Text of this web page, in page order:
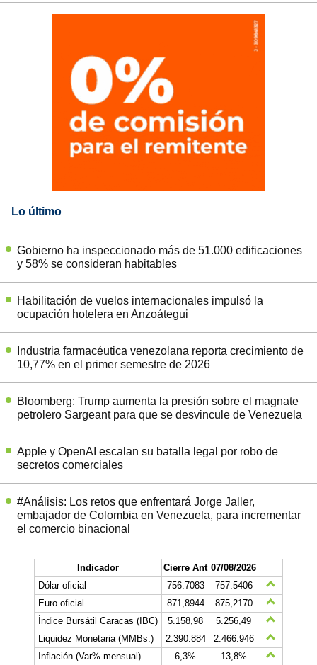
Lo último
Gobierno ha inspeccionado más de 51.000 edificaciones
y 58% se consideran habitables
Habilitación de vuelos internacionales impulsó la
ocupación hotelera en Anzoátegui
Industria farmacéutica venezolana reporta crecimiento de
10,77% en el primer semestre de 2026
Bloomberg: Trump aumenta la presión sobre el magnate
petrolero Sargeant para que se desvincule de Venezuela
Apple y OpenAI escalan su batalla legal por robo de
secretos comerciales
#Análisis: Los retos que enfrentará Jorge Jaller,
embajador de Colombia en Venezuela, para incrementar
el comercio binacional
Indicador Cierre Ant 07/08/2026
Dólar oficial
756.7083
757.5406
Euro oficial
871,8944
875,2170
Índice Bursátil Caracas (IBC)
5.158,98
5.256,49
Liquidez Monetaria (MMBs.)
2.390.884
2.466.946
Inflación (Var% mensual)
6,3%
13,8%